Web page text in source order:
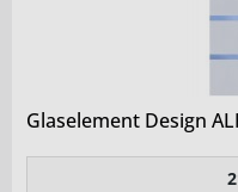
Glaselement Design